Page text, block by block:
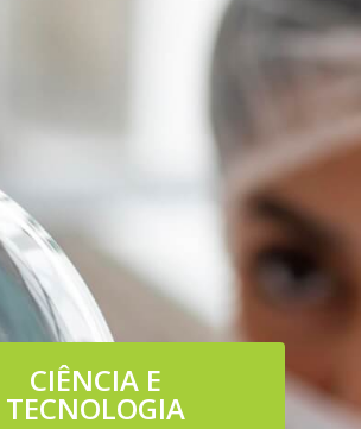
CIÊNCIA E
TECNOLOGIA